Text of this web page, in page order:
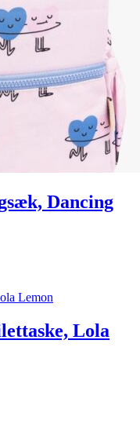
Dancing
Lola